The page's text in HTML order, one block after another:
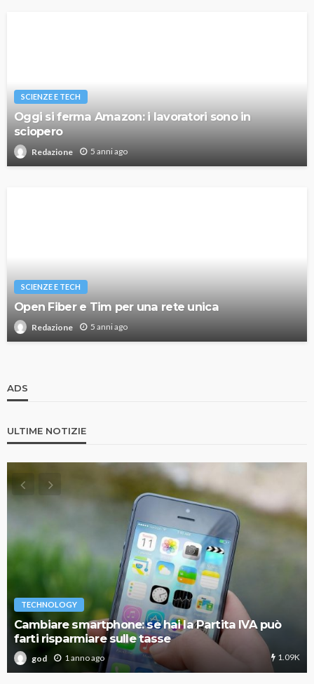
SCIENZE E TECH
Oggi si ferma Amazon: i lavoratori sono in
sciopero
Redazione 5 anni ago
SCIENZE E TECH
Open Fiber e Tim per una rete unica
Redazione 5 anni ago
ADS
ULTIME NOTIZIE
TECHNOLOGY
Cambiare smartphone: se hai la Partita IVA può
farti risparmiare sulle tasse
god 1 anno ago 1.09K